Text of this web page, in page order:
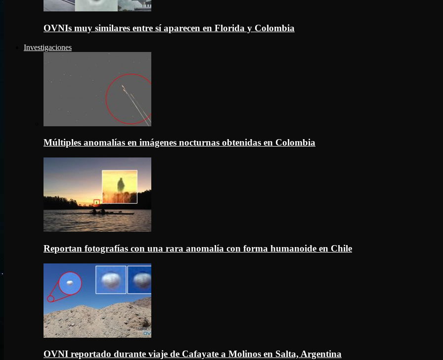
OVNIs muy similares entre sí aparecen en Florida y Colombia
Investigaciones
Múltiples anomalías en imágenes nocturnas obtenidas en Colombia
Reportan fotografías con una rara anomalía con forma humanoide en Chile
OVNI reportado durante viaje de Cafayate a Molinos en Salta, Argentina